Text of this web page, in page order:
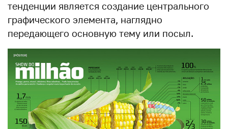
тенденции является создание центрального
графического элемента, наглядно
передающего основную тему или посыл.